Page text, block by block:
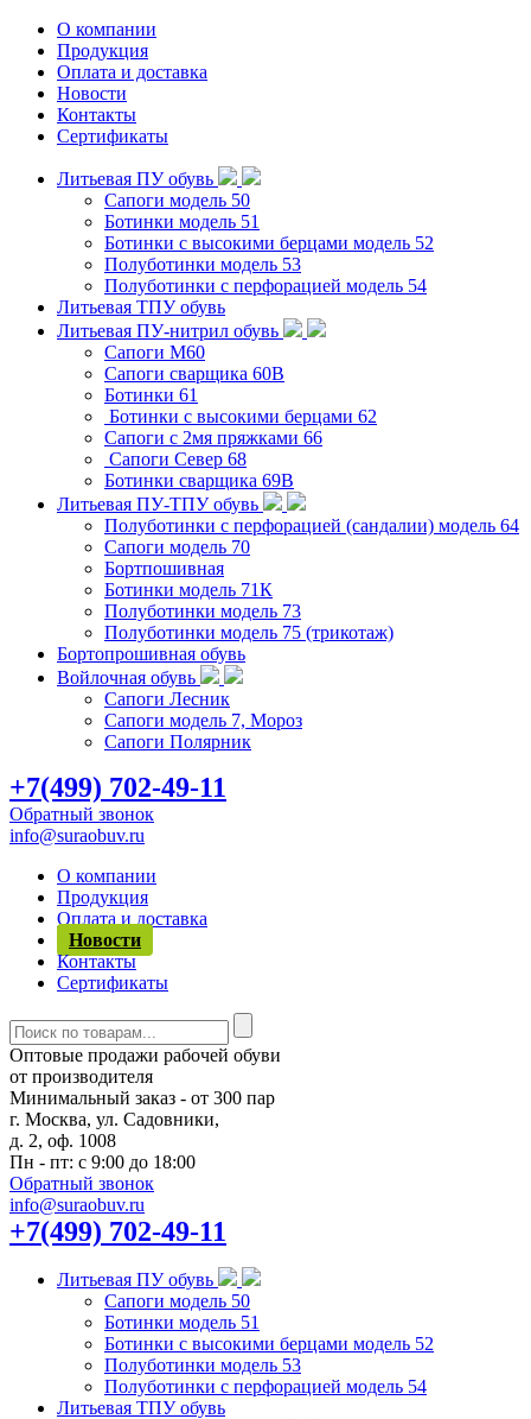
О компании
Продукция
Оплата и доставка
Новости
Контакты
Сертификаты
Литьевая ПУ обувь
Сапоги модель 50
Ботинки модель 51
Ботинки с высокими берцами модель 52
Полуботинки модель 53
Полуботинки с перфорацией модель 54
Литьевая ТПУ обувь
Литьевая ПУ-нитрил обувь
Сапоги М60
Сапоги сварщика 60B
Ботинки 61
Ботинки с высокими берцами 62
Сапоги с 2мя пряжками 66
Сапоги Север 68
Ботинки сварщика 69В
Литьевая ПУ-ТПУ обувь
Полуботинки с перфорацией (сандалии) модель 64
Сапоги модель 70
Бортпошивная
Ботинки модель 71К
Полуботинки модель 73
Полуботинки модель 75 (трикотаж)
Бортопрошивная обувь
Войлочная обувь
Сапоги Лесник
Сапоги модель 7, Мороз
Сапоги Полярник
+7(499) 702-49-11
Обратный звонок
info@suraobuv.ru
О компании
Продукция
Оплата и доставка
Новости
Контакты
Сертификаты
Оптовые продажи рабочей обуви
от производителя
Минимальный заказ - от 300 пар
г. Москва, ул. Садовники,
д. 2, оф. 1008
Пн - пт: с 9:00 до 18:00
Обратный звонок
info@suraobuv.ru
+7(499) 702-49-11
Литьевая ПУ обувь
Сапоги модель 50
Ботинки модель 51
Ботинки с высокими берцами модель 52
Полуботинки модель 53
Полуботинки с перфорацией модель 54
Литьевая ТПУ обувь